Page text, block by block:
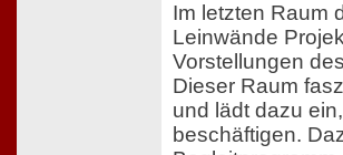
Im letzten Raum
Leinwände
Vorstellungen
Dieser Raum
und lädt dazu
beschäftigen.